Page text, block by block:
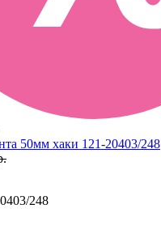
50мм хаки 121-20403/248
248